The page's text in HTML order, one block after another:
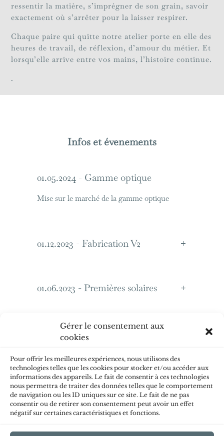
Gérer le consentement aux
cookies
Pour offrir les meilleures expériences, nous utilisons des
technologies telles que les cookies pour stocker et/ou accéder aux
informations des appareils. Le fait de consentir à ces technologies
nous permettra de traiter des données telles que le comportement
de navigation ou les ID uniques sur ce site. Le fait de ne pas
consentir ou de retirer son consentement peut avoir un effet
négatif sur certaines caractéristiques et fonctions.
ressentir la matière, s’imprégner de son grain, savoir
exactement où s’arrêter pour la laisser respirer.
Chaque paire qui quitte notre atelier porte en elle des
heures de travail, de réflexion, d’amour du métier. Et
lorsqu’elle arrive entre vos mains, l’histoire continue.
.
Infos et évenements
01.05.2024 - Gamme optique
Mise sur le marché de la gamme optique
01.12.2023 - Fabrication V2
01.06.2023 - Premières solaires
01.07.2022 - Prototype
01.01.2022 - Tests et
imaginations